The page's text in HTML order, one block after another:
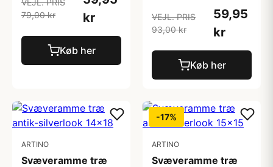
VEJL. PRIS
79,00 kr
kr
Køb her
VEJL. PRIS
93,00 kr
59,95
kr
Køb her
ARTINO
Svæveramme træ
-17%
ARTINO
Svæveramme træ